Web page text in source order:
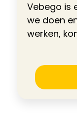
Vebego is
we doen
werken,